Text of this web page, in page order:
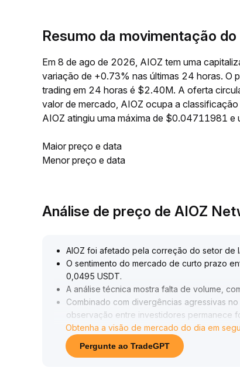
Resumo da movimentação
Em 8 de ago de 2026, AIOZ tem uma
variação de +0.73% nas últimas 24 horas.
trading em 24 horas é $2.40M. A oferta
valor de mercado, AIOZ ocupa a
AIOZ atingiu uma máxima de $0.04711981
Maior preço e data
Menor preço e data
Análise de preço de AIOZ
AIOZ foi afetado pela correção do setor de
O sentimento do mercado de curto prazo
0,0495 USDT.
A análise técnica mostra falta de volume,
Combinado com divergências agressivas
observação entre investidores permanece
É recomendável cautela, monitorar de
políticos ou setoriais
Antes do rompimento, não é indicado
Obtenha a visão de mercado do dia em
Pergunte ao TradeGPT